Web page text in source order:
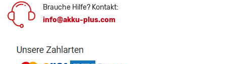
Brauche Hilfe? Kontakt:
info@akku-plus.com